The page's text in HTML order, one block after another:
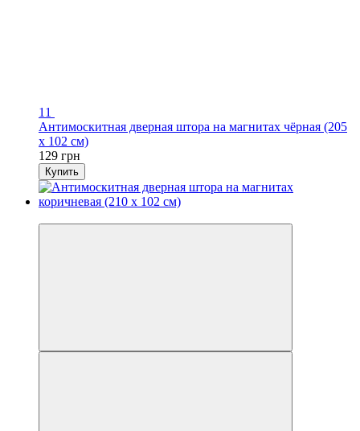
11
Антимоскитная дверная штора на магнитах чёрная (205
х 102 см)
129 грн
Купить